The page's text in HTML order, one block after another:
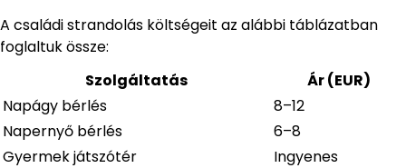
A családi strandolás költségeit az alábbi táblázatban
foglaltuk össze:
Szolgáltatás
Ár (EUR)
Napágy bérlés
8–12
Napernyő bérlés
6–8
Gyermek játszótér
Ingyenes